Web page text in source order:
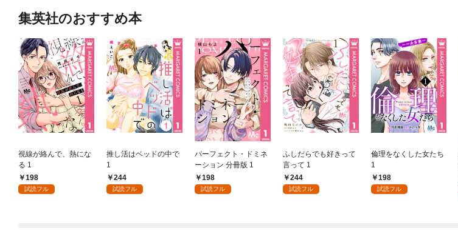
集英社のおすすめ本
視線が絡んで、熱にな
る 1
198
試読フル
推し活はベッドの中で
1
244
試読フル
パーフェクト・ドミネ
ーション 分冊版 1
198
試読フル
ふしだらでも好きって
言って 1
244
試読フル
倫理をなくした女たち
1
198
試読フル